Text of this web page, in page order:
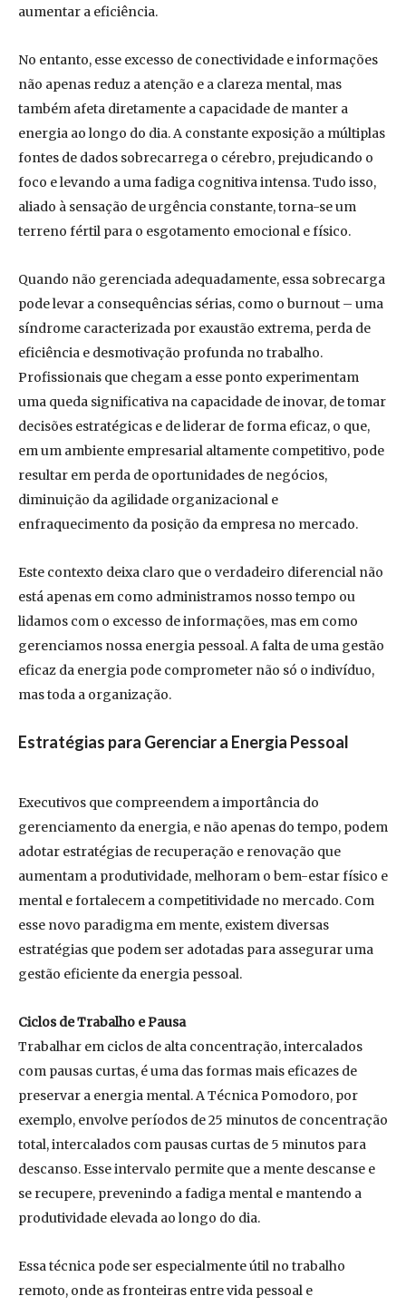
aumentar a eficiência.
No entanto, esse excesso de conectividade e informações
não apenas reduz a atenção e a clareza mental, mas
também afeta diretamente a capacidade de manter a
energia ao longo do dia. A constante exposição a múltiplas
fontes de dados sobrecarrega o cérebro, prejudicando o
foco e levando a uma fadiga cognitiva intensa. Tudo isso,
aliado à sensação de urgência constante, torna-se um
terreno fértil para o esgotamento emocional e físico.
Quando não gerenciada adequadamente, essa sobrecarga
pode levar a consequências sérias, como o burnout – uma
síndrome caracterizada por exaustão extrema, perda de
eficiência e desmotivação profunda no trabalho.
Profissionais que chegam a esse ponto experimentam
uma queda significativa na capacidade de inovar, de tomar
decisões estratégicas e de liderar de forma eficaz, o que,
em um ambiente empresarial altamente competitivo, pode
resultar em perda de oportunidades de negócios,
diminuição da agilidade organizacional e
enfraquecimento da posição da empresa no mercado.
Este contexto deixa claro que o verdadeiro diferencial não
está apenas em como administramos nosso tempo ou
lidamos com o excesso de informações, mas em como
gerenciamos nossa energia pessoal. A falta de uma gestão
eficaz da energia pode comprometer não só o indivíduo,
mas toda a organização.
Estratégias para Gerenciar a Energia Pessoal
Executivos que compreendem a importância do
gerenciamento da energia, e não apenas do tempo, podem
adotar estratégias de recuperação e renovação que
aumentam a produtividade, melhoram o bem-estar físico e
mental e fortalecem a competitividade no mercado. Com
esse novo paradigma em mente, existem diversas
estratégias que podem ser adotadas para assegurar uma
gestão eficiente da energia pessoal.
Ciclos de Trabalho e Pausa
Trabalhar em ciclos de alta concentração, intercalados
com pausas curtas, é uma das formas mais eficazes de
preservar a energia mental. A Técnica Pomodoro, por
exemplo, envolve períodos de 25 minutos de concentração
total, intercalados com pausas curtas de 5 minutos para
descanso. Esse intervalo permite que a mente descanse e
se recupere, prevenindo a fadiga mental e mantendo a
produtividade elevada ao longo do dia.
Essa técnica pode ser especialmente útil no trabalho
remoto, onde as fronteiras entre vida pessoal e